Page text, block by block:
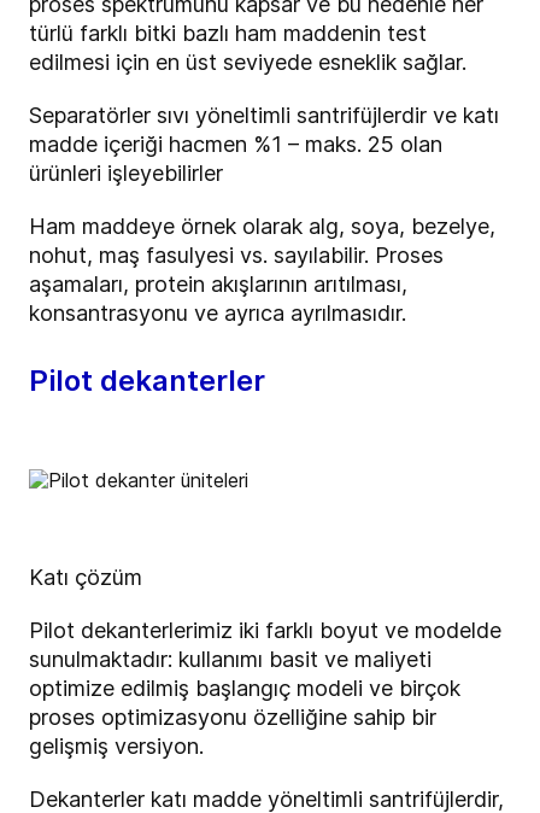
türlü farklı bitki bazlı ham maddenin test
edilmesi için en üst seviyede esneklik sağlar.
Separatörler sıvı yöneltimli santrifüjlerdir ve katı
madde içeriği hacmen %1 – maks. 25 olan
ürünleri işleyebilirler
Ham maddeye örnek olarak alg, soya, bezelye,
nohut, maş fasulyesi vs. sayılabilir. Proses
aşamaları, protein akışlarının arıtılması,
konsantrasyonu ve ayrıca ayrılmasıdır.
Pilot dekanterler
Katı çözüm
Pilot dekanterlerimiz iki farklı boyut ve modelde
sunulmaktadır: kullanımı basit ve maliyeti
optimize edilmiş başlangıç modeli ve birçok
proses optimizasyonu özelliğine sahip bir
gelişmiş versiyon.
Dekanterler katı madde yöneltimli santrifüjlerdir,